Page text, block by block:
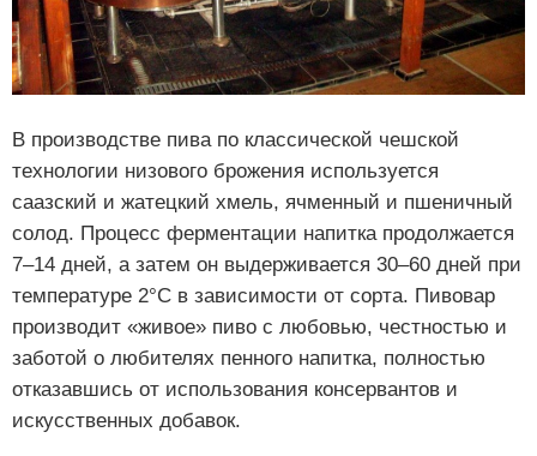
В производстве пива по классической чешской
технологии низового брожения используется
саазский и жатецкий хмель, ячменный и пшеничный
солод. Процесс ферментации напитка продолжается
7–14 дней, а затем он выдерживается 30–60 дней при
температуре 2°C в зависимости от сорта. Пивовар
производит «живое» пиво с любовью, честностью и
заботой о любителях пенного напитка, полностью
отказавшись от использования консервантов и
искусственных добавок.